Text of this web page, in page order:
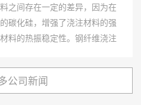
之间存在一定的差异，因为在
碳化硅，增强了浇注材料的强
料的热振稳定性。钢纤维浇注
公司新闻